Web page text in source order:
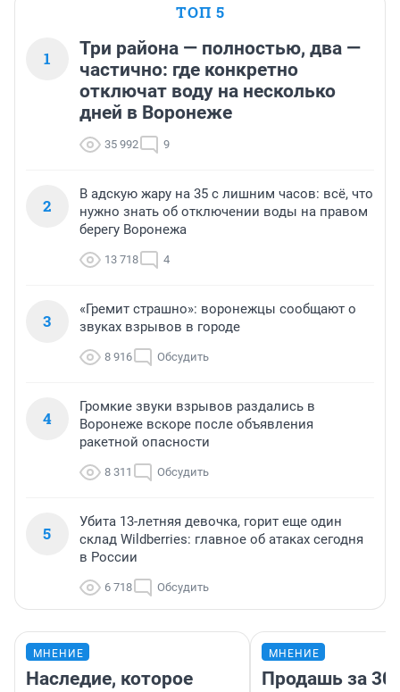
ТОП 5
1
Три района — полностью, два —
частично: где конкретно
отключат воду на несколько
дней в Воронеже
35 992 9
2
В адскую жару на 35 с лишним часов: всё, что
нужно знать об отключении воды на правом
берегу Воронежа
13 718 4
3
«Гремит страшно»: воронежцы сообщают о
звуках взрывов в городе
8 916 Обсудить
4
Громкие звуки взрывов раздались в
Воронеже вскоре после объявления
ракетной опасности
8 311 Обсудить
5
Убита 13-летняя девочка, горит еще один
склад Wildberries: главное об атаках сегодня
в России
6 718 Обсудить
МНЕНИЕ
Наследие, которое
МНЕНИЕ
Продашь за